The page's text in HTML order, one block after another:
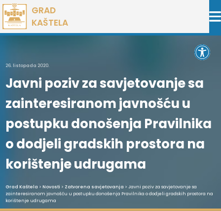
Preskoči
na
sadržaj
GRAD
KAŠTELA
26. listopada 2020.
Javni poziv za savjetovanje sa
zainteresiranom javnošću u
postupku donošenja Pravilnika
o dodjeli gradskih prostora na
korištenje udrugama
Grad Kaštela > Novosti > Zatvorena savjetovanja > Javni poziv za savjetovanje sa
zainteresiranom javnošću u postupku donošenja Pravilnika o dodjeli gradskih prostora na
korištenje udrugama